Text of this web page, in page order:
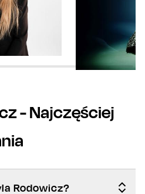
- Najczęściej
Rodowicz?